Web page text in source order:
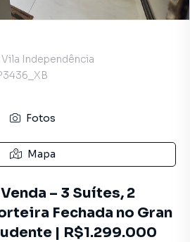
Vila Independência
Fotos
Mapa
– 3 Suítes, 2
Fechada no Gran
| R$1.299.000